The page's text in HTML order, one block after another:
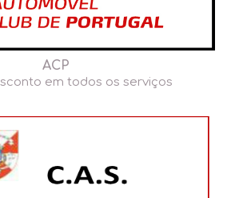
ACP
em todos os serviços